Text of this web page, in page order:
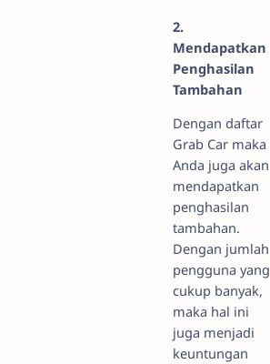
2.
Mendapatkan
Penghasilan
Tambahan
Dengan daftar
Grab Car maka
Anda juga akan
mendapatkan
penghasilan
tambahan.
Dengan jumlah
pengguna yang
cukup banyak,
maka hal ini
juga menjadi
keuntungan